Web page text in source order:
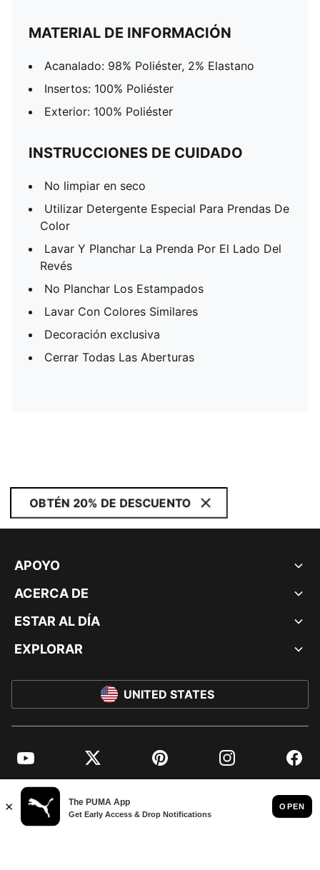
MATERIAL DE INFORMACIÓN
Acanalado: 98% Poliéster, 2% Elastano
Insertos: 100% Poliéster
Exterior: 100% Poliéster
INSTRUCCIONES DE CUIDADO
No limpiar en seco
Utilizar Detergente Especial Para Prendas De
Color
Lavar Y Planchar La Prenda Por El Lado Del
Revés
No Planchar Los Estampados
Lavar Con Colores Similares
Decoración exclusiva
Cerrar Todas Las Aberturas
OBTÉN 20% DE DESCUENTO
APOYO
ACERCA DE
ESTAR AL DÍA
EXPLORAR
UNITED STATES
YouTube Twitter Pinterest Instagram
© PUMA NORTH AMERICA, INC.
IMPRINT AND LEGAL DATA